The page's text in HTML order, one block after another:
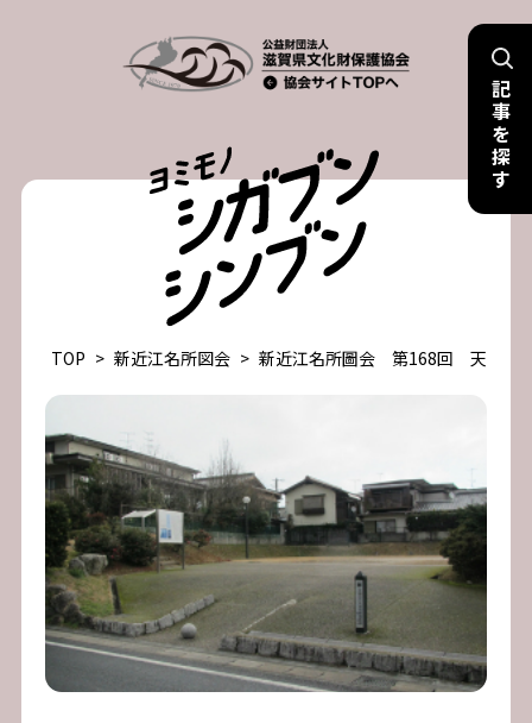
記
事
を
探
す
TOP > 新近江名所図会 > 新近江名所圖会 第168回 天智天